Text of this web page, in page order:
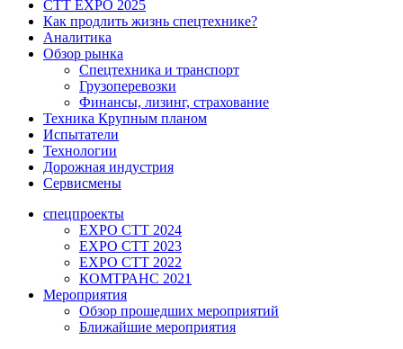
CTT EXPO 2025
Как продлить жизнь спецтехнике?
Аналитика
Обзор рынка
Спецтехника и транспорт
Грузоперевозки
Финансы, лизинг, страхование
Техника Крупным планом
Испытатели
Технологии
Дорожная индустрия
Сервисмены
спецпроекты
EXPO CTT 2024
EXPO CTT 2023
EXPO CTT 2022
КОМТРАНС 2021
Мероприятия
Обзор прошедших мероприятий
Ближайшие мероприятия